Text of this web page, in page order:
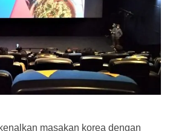
masakan korea dengan